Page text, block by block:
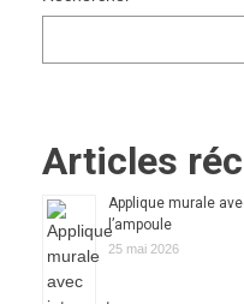
Articles
Applique murale
l’ampoule
25 mai 2026